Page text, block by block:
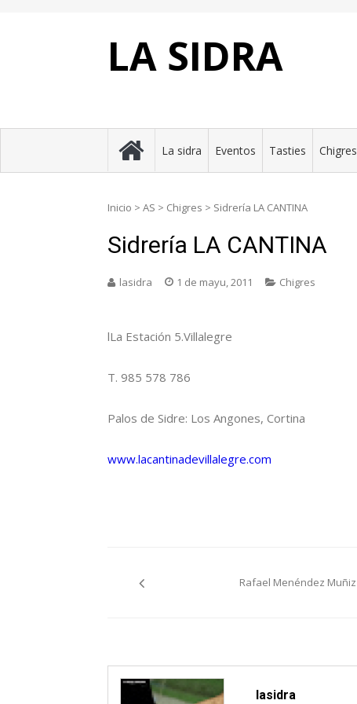
LA SIDRA
La sidra Eventos Tasties Chigres
Inicio > AS > Chigres > Sidrería LA CANTINA
Sidrería LA CANTINA
lasidra 1 de mayu, 2011 Chigres
lLa Estación 5.Villalegre
T. 985 578 786
Palos de Sidre: Los Angones, Cortina
www.lacantinadevillalegre.com
pelos
Rafael Menéndez Muñiz
lasidra